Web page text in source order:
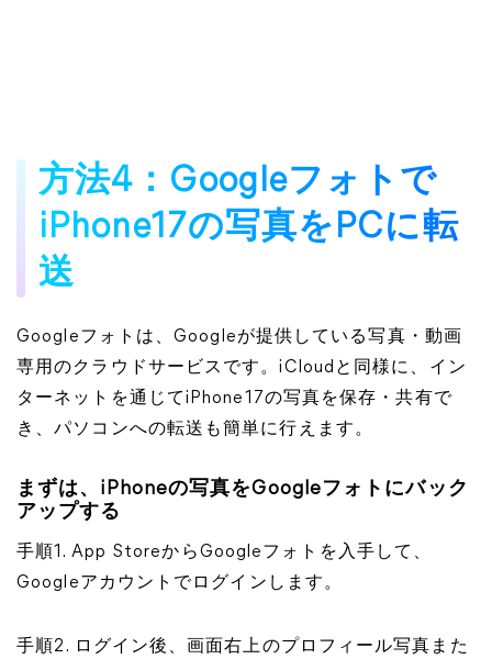
方法4：Googleフォトで
iPhone17の写真をPCに転
送
Googleフォトは、Googleが提供している写真・動画
専用のクラウドサービスです。iCloudと同様に、イン
ターネットを通じてiPhone17の写真を保存・共有で
き、パソコンへの転送も簡単に行えます。
まずは、iPhoneの写真をGoogleフォトにバック
アップする
手順1. App StoreからGoogleフォトを入手して、
Googleアカウントでログインします。
手順2. ログイン後、画面右上のプロフィール写真また